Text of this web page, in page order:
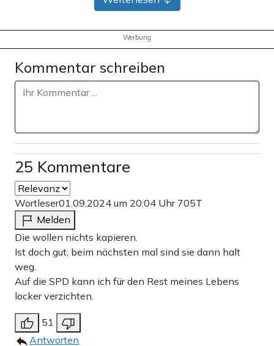
Werbung
Kommentar schreiben
25 Kommentare
Wortleser01.09.2024 um 20:04 Uhr 705T
Melden
Die wollen nichts kapieren.
Ist doch gut, beim nächsten mal sind sie dann halt
weg.
Auf die SPD kann ich für den Rest meines Lebens
locker verzichten.
51
Antworten